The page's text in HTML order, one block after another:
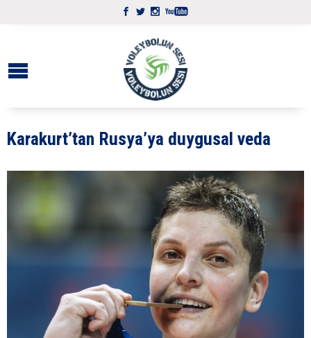
Karakurt’tan Rusya’ya duygusal veda